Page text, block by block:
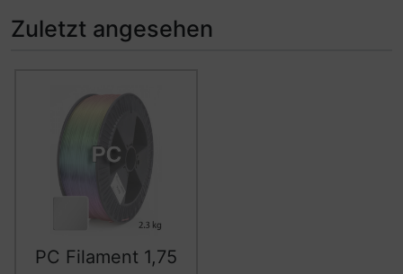
Zuletzt angesehen
PC Filament 1,75